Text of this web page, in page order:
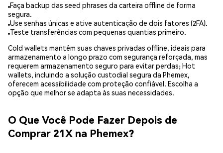
Faça backup das seed phrases da carteira offline de forma
segura.
Use senhas únicas e ative autenticação de dois fatores (2FA).
Teste transferências com pequenas quantias primeiro.
Cold wallets mantêm suas chaves privadas offline, ideais para
armazenamento a longo prazo com segurança reforçada, mas
requerem armazenamento seguro para evitar perdas; Hot
wallets, incluindo a solução custodial segura da Phemex,
oferecem acessibilidade com proteção confiável. Escolha a
opção que melhor se adapta às suas necessidades.
O Que Você Pode Fazer Depois de
Comprar 21X na Phemex?